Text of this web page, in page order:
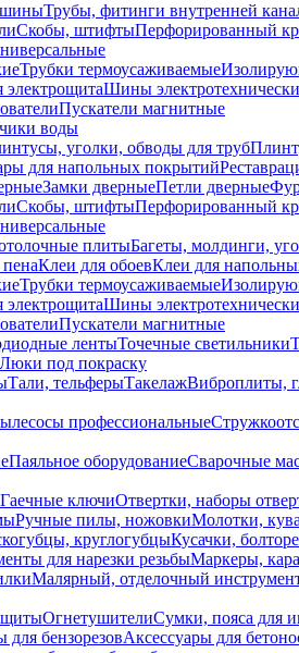
Трубы, фитинги внутренней
Скобы, штифтыПерфорированный
Трубки термоусаживаемые
электрощитаШины
Пускатели магнитные
воды
уголки, обводы для труб
для напольных покрытий
Замки дверныеПетли дверные
Скобы, штифтыПерфорированный
плитыБагеты, молдинги,
Клеи для обоевКлеи для
Трубки термоусаживаемые
электрощитаШины
Пускатели магнитные
лентыТочечные светильники
Люки под покраску
Тали, тельферыТакелажВиброплиты,
профессиональные
Паяльное оборудованиеСварочные
Гаечные ключиОтвертки, наборы
Ручные пилы, ножовкиМолотки,
круглогубцыКусачки,
для нарезки резьбыМаркеры,
Малярный, отделочный
ОгнетушителиСумки, пояса для
для бензорезовАксессуары для